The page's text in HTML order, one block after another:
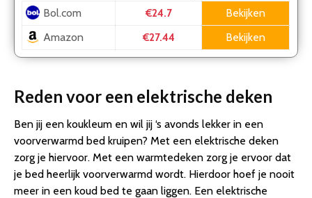
Bol.com €24.7
Bekijken
Amazon
€27.44 Bekijken
Reden voor een elektrische deken
Ben jij een koukleum en wil jij ‘s avonds lekker in een
voorverwarmd bed kruipen? Met een elektrische deken
zorg je hiervoor. Met een warmtedeken zorg je ervoor dat
je bed heerlijk voorverwarmd wordt. Hierdoor hoef je nooit
meer in een koud bed te gaan liggen. Een elektrische